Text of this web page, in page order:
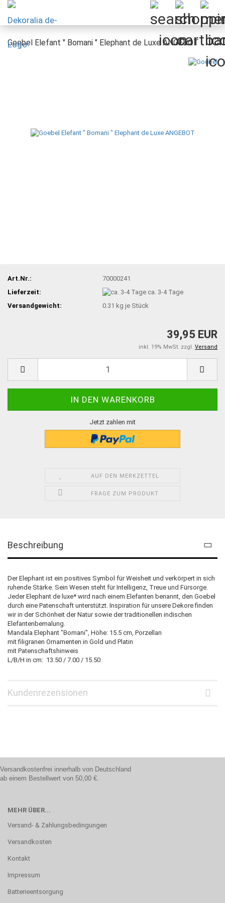
Goebel Elefant " Bomani " Elephant de Luxe ANGEBOT
Art.Nr.:
70000241
Lieferzeit:
ca. 3-4 Tage
Versandgewicht:
0.31 kg je Stück
39,95 EUR
inkl. 19% MwSt. zzgl. Versand
Jetzt zahlen mit
AUF DEN MERKZETTEL
FRAGE ZUM PRODUKT
Beschreibung
Der Elephant ist ein positives Symbol für Weisheit und verkörpert in sich
ruhende Stärke. Sein Wesen steht für Intelligenz, Treue und Fürsorge.
Jeder Elephant de luxe* wird nach einem Elefanten benannt, den Goebel
durch eine Patenschaft unterstützt. Inspiration für unsere Dekore finden
wir in der Schönheit der Natur sowie der traditionellen indischen
Elefantenbemalung.
Mandala Elephant "Bomani", Höhe: 15.5 cm, Porzellan
mit filigranen Ornamenten in Gold und Platin
mit Patenschaftshinweis
L/B/H in cm: 13.50 / 7.00 / 15.50
Kundenrezensionen
Versandkostenfrei innerhalb von Deutschland
ab einem Bestellwert von 50,00 €.
MEHR ÜBER...
Versand- & Zahlungsbedingungen
Versandkosten
Kontakt
Impressum
Batterieentsorgung